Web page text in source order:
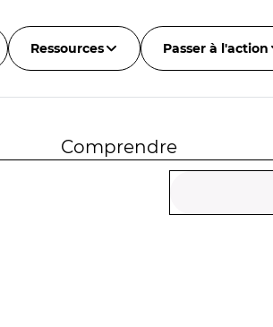
Ressources Passer à l'action
Comprendre